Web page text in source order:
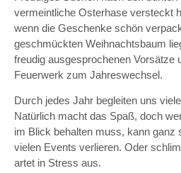
vermeintliche Osterhase versteckt
wenn die Geschenke schön
geschmückten Weihnachtsbaum
freudig ausgesprochenen Vorsätze
Feuerwerk zum Jahreswechsel.
Durch jedes Jahr begleiten uns
Natürlich macht das Spaß, doch
im Blick behalten muss, kann ganz
vielen Events verlieren. Oder
artet in Stress aus.